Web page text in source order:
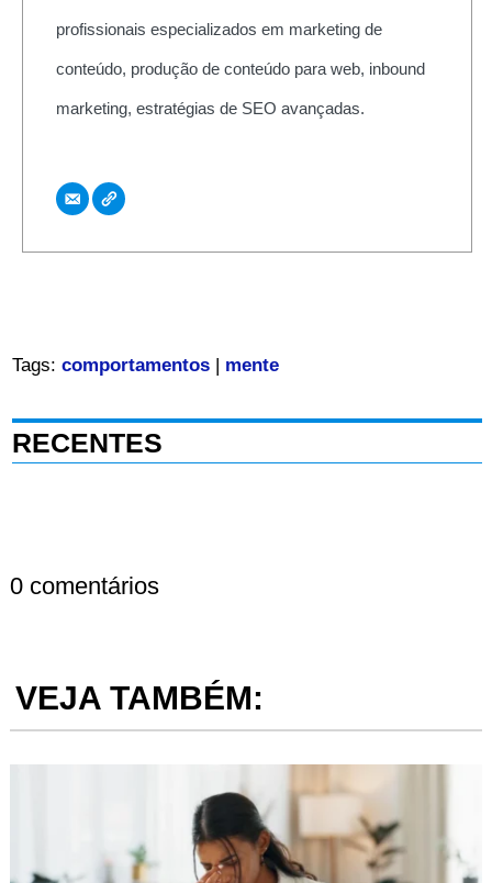
profissionais especializados em marketing de
conteúdo, produção de conteúdo para web, inbound
marketing, estratégias de SEO avançadas.
Tags: comportamentos| mente
RECENTES
0 comentários
VEJA TAMBÉM: